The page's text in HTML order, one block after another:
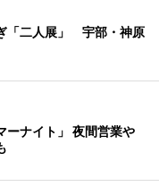
「二人展」 宇部・神原
ーナイト」 夜間営業や